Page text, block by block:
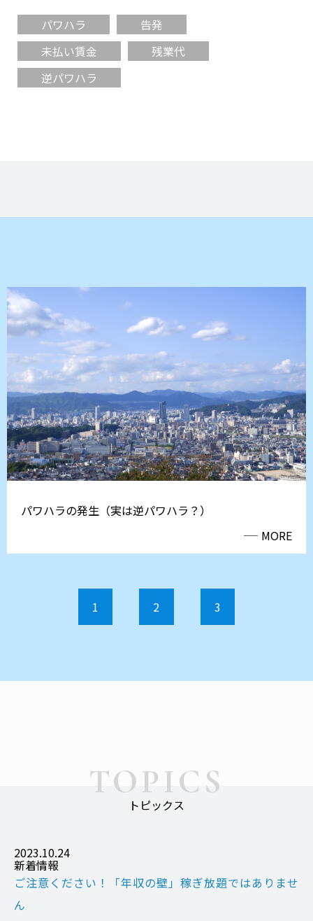
パワハラ
告発
未払い賃金
残業代
逆パワハラ
パワハラの発生（実は逆パワハラ？）
MORE
1 2 3
TOPICS
トピックス
2023.10.24
新着情報
ご注意ください！「年収の壁」稼ぎ放題ではありませ
ん